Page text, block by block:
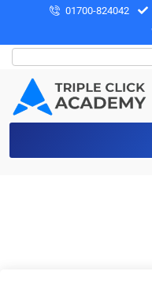
01700-824042